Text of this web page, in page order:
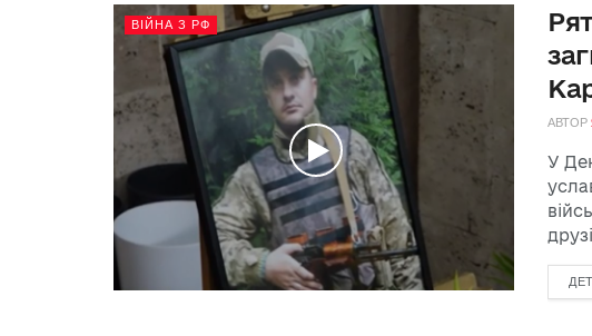
ВІЙНА З РФ
АВТОР
У